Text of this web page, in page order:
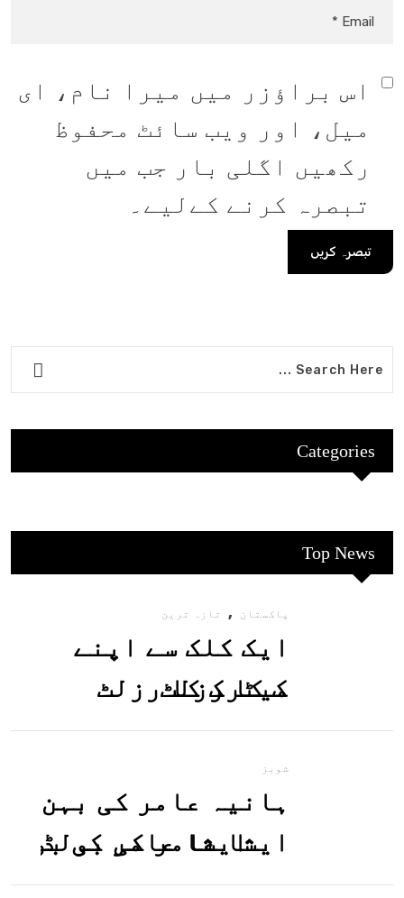
Categories
Top News
پاکستان , تازہ ترین
ایک کلک سے اپنے
میٹرک کا رزلٹ
معلوم کریں
شوبز
ہانیہ عامر کی بہن
ایشا عامر کی بولڈ
تصاویر وائرل ہو
اس براؤزر میں میرا نام، ای
میل، اور ویب سائٹ محفوظ
رکھیں اگلی بار جب میں
تبصرہ کرنے کےلیے۔